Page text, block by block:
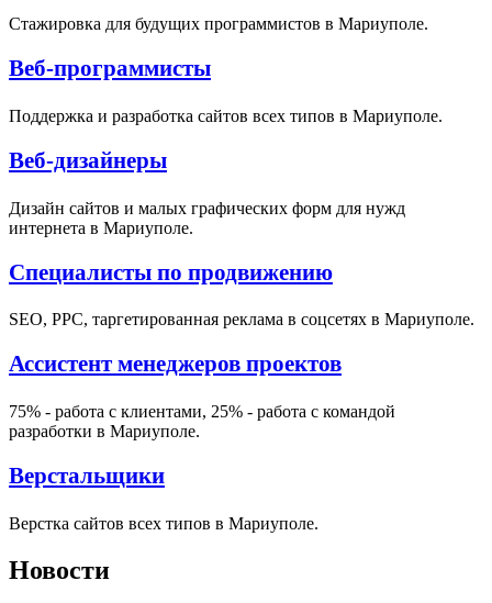
Стажировка для будущих программистов в Мариуполе.
Веб-программисты
Поддержка и разработка сайтов всех типов в Мариуполе.
Веб-дизайнеры
Дизайн сайтов и малых графических форм для нужд
интернета в Мариуполе.
Специалисты по продвижению
SEO, PPC, таргетированная реклама в соцсетях в Мариуполе.
Ассистент менеджеров проектов
75% - работа с клиентами, 25% - работа с командой
разработки в Мариуполе.
Верстальщики
Верстка сайтов всех типов в Мариуполе.
Новости